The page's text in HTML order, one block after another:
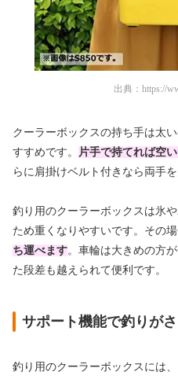
出典： https://
クーラーボックスの持ち手は太
すすめです。 片手で持てれば空
らに肩掛けベルト付きなら両手を
釣り用のクーラーボックスは氷
ため重くなりやすいです。その
ち運べます。車輪は大きめの方
た段差も越えられて便利です。
サポート機能で釣りが
釣り用のクーラーボックスには